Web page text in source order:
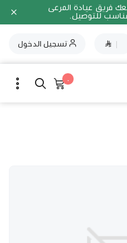
فريق عيادة المرعى
للتوصيل.
| تسجيل الدخول
٠